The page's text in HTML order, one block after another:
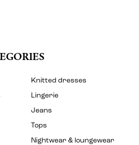
Knitted dresses
Lingerie
Jeans
Tops
Nightwear & loungewear